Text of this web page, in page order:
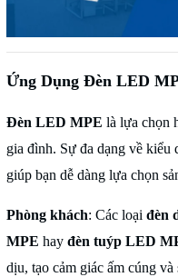
Ứng Dụng Đèn LED
Đèn LED MPE là lựa chọn
gia đình. Sự đa dạng về kiểu
giúp bạn dễ dàng lựa chọn
Phòng khách: Các loại đèn
MPE hay đèn tuýp LED
dịu, tạo cảm giác ấm cúng